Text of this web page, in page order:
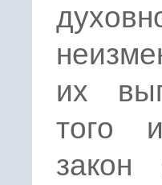
их
того
закон